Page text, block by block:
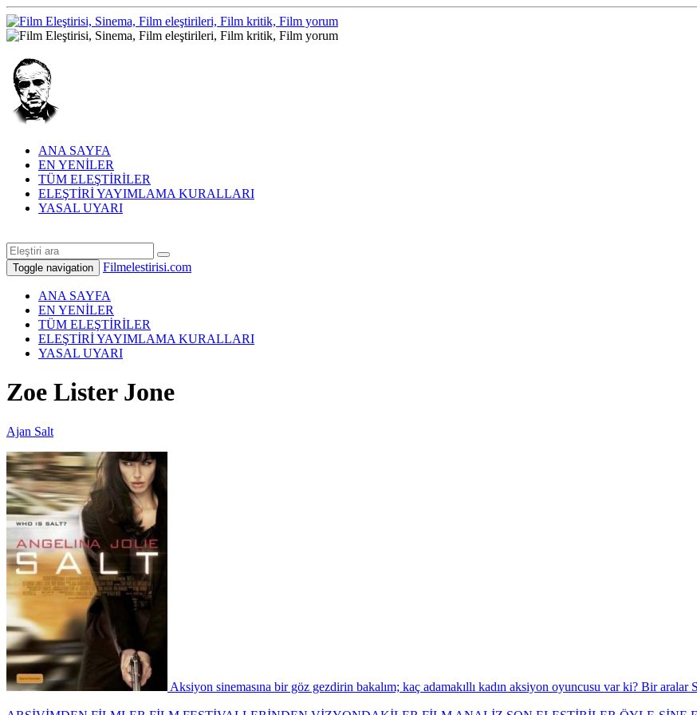
ANA SAYFA
EN YENİLER
TÜM ELEŞTİRİLER
ELEŞTİRİ YAYIMLAMA KURALLARI
YASAL UYARI
Toggle navigation Filmelestirisi.com
ANA SAYFA
EN YENİLER
TÜM ELEŞTİRİLER
ELEŞTİRİ YAYIMLAMA KURALLARI
YASAL UYARI
Zoe Lister Jone
Ajan Salt
Aksiyon sinemasına bir göz gezdirin bakalım; kaç adamakıllı kadın aksiyon oyuncusu var ki? Bir